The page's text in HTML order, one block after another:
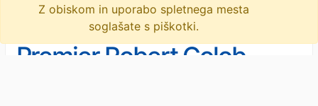
Premier Robert Golob
Z obiskom in uporabo spletnega mesta
soglašate s piškotki.